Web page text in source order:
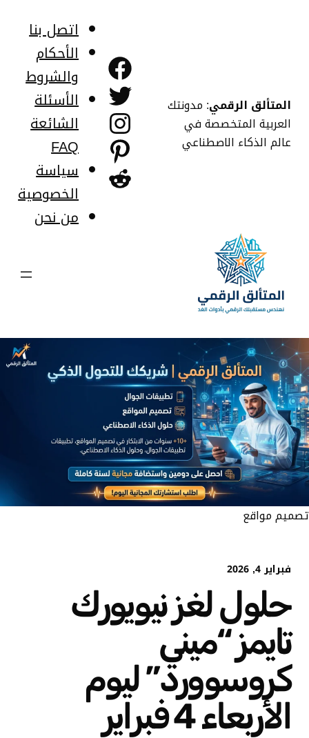
المتألق الرقمي: مدونتك
العربية المتخصصة في
عالم الذكاء الاصطناعي
فيسبوك
تويتر
إنستجرام
بينتريست
ريديت
اتصل بنا
الأحكام
والشروط
الأسئلة
الشائعة
FAQ
سياسة
الخصوصية
من نحن
تصميم مواقع
فبراير 4, 2026
حلول لغز نيويورك
تايمز “ميني
كروسوورد” ليوم
الأربعاء 4 فبراير